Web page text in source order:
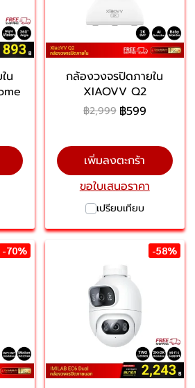
น
กล้องวงจรปิดภายใน
XIAOVV Q2
฿2,999 ฿599
เพิ่มลงตะกร้า
ขอใบเสนอราคา
เปรียบเทียบ
-70% -58%